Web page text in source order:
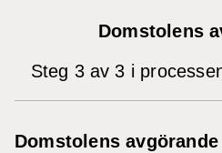
Domstolens
Steg 3 av 3 i
Domstolens avgörande